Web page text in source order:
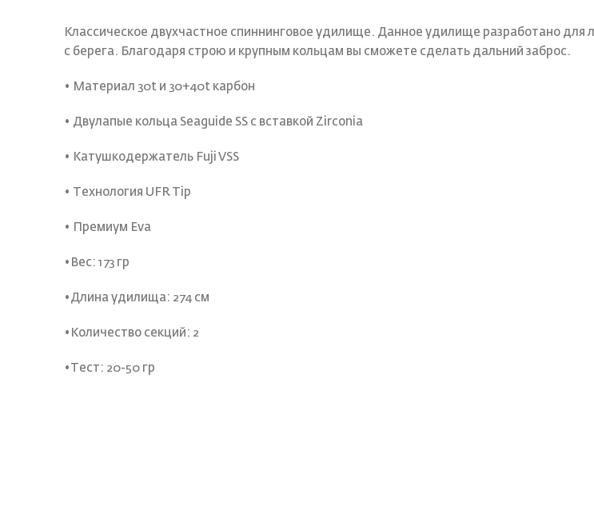
Классическое двухчастное спиннинговое удилище. Данное удилище разработано для
с берега. Благодаря строю и крупным кольцам вы сможете сделать дальний заброс.
• Материал 30t и 30+40t карбон
• Двулапые кольца Seaguide SS с вставкой Zirconia
• Катушкодержатель Fuji VSS
• Технология UFR Tip
• Премиум Eva
•Вес: 173 гр
•Длина удилища: 274 см
•Количество секций: 2
•Тест: 20-50 гр